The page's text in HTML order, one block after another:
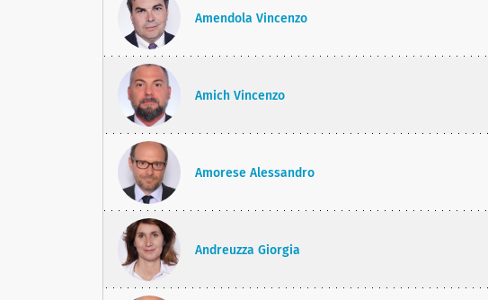
Amendola Vincenzo
Amich Vincenzo
Amorese Alessandro
Andreuzza Giorgia